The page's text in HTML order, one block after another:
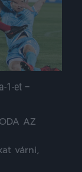
1-et –
AZ
várni,